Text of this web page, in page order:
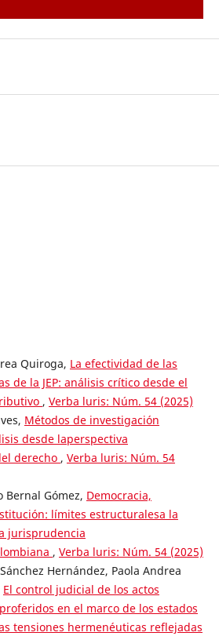
Quiroga, La efectividad de las
de la JEP: análisis crítico desde el
, Verba luris: Núm. 54 (2025)
Métodos de investigación
desde laperspectiva
derecho , Verba luris: Núm. 54
Bernal Gómez, Democracia,
límites estructuralesa la
jurisprudencia
, Verba luris: Núm. 54 (2025)
Hernández, Paola Andrea
El control judicial de los actos
en el marco de los estados
tensiones hermenéuticas reflejadas